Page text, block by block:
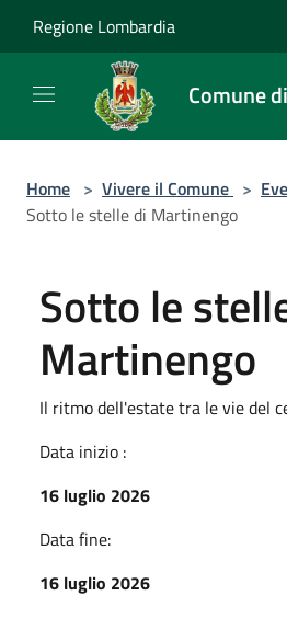
Regione Lombardia
Comune
Home > Vivere il Comune >
Sotto le stelle di Martinengo
Sotto le
Martinengo
Il ritmo dell'estate tra le vie del
Data inizio :
16 luglio 2026
Data fine:
16 luglio 2026